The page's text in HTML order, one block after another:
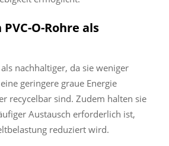
O-Rohre als
nachhaltiger, da sie weniger
geringere graue Energie
recycelbar sind. Zudem halten sie
Austausch erforderlich ist,
reduziert wird.